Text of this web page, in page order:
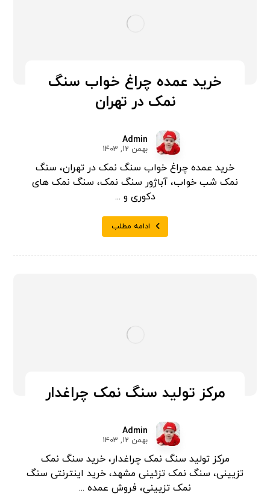
خرید عمده چراغ خواب سنگ
نمک در تهران
Admin
بهمن 12, 1403
خرید عمده چراغ خواب سنگ نمک در تهران، سنگ
نمک شب خواب، آباژور سنگ نمک، سنگ نمک های
دکوری و ...
ادامه مطلب
مرکز تولید سنگ نمک چراغدار
Admin
بهمن 12, 1403
مرکز تولید سنگ نمک چراغدار، خرید سنگ نمک
تزیینی، سنگ نمک تزئینی مشهد، خرید اینترنتی سنگ
نمک تزیینی، فروش عمده ...